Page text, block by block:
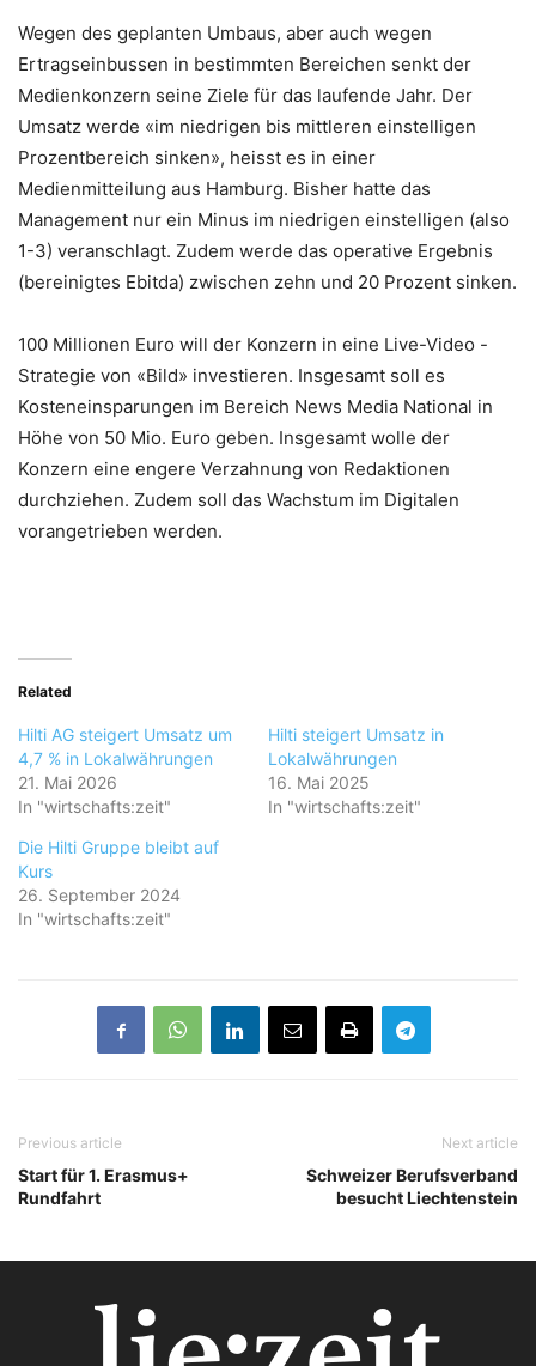
Wegen des geplanten Umbaus, aber auch wegen
Ertragseinbussen in bestimmten Bereichen senkt der
Medienkonzern seine Ziele für das laufende Jahr. Der
Umsatz werde «im niedrigen bis mittleren einstelligen
Prozentbereich sinken», heisst es in einer
Medienmitteilung aus Hamburg. Bisher hatte das
Management nur ein Minus im niedrigen einstelligen (also
1-3) veranschlagt. Zudem werde das operative Ergebnis
(bereinigtes Ebitda) zwischen zehn und 20 Prozent sinken.
100 Millionen Euro will der Konzern in eine Live-Video -
Strategie von «Bild» investieren. Insgesamt soll es
Kosteneinsparungen im Bereich News Media National in
Höhe von 50 Mio. Euro geben. Insgesamt wolle der
Konzern eine engere Verzahnung von Redaktionen
durchziehen. Zudem soll das Wachstum im Digitalen
vorangetrieben werden.
Related
Hilti AG steigert Umsatz um
4,7 % in Lokalwährungen
21. Mai 2026
In "wirtschafts:zeit"
Hilti steigert Umsatz in
Lokalwährungen
16. Mai 2025
In "wirtschafts:zeit"
Die Hilti Gruppe bleibt auf
Kurs
26. September 2024
In "wirtschafts:zeit"
Previous article
Start für 1. Erasmus+
Rundfahrt
Next article
Schweizer Berufsverband
besucht Liechtenstein